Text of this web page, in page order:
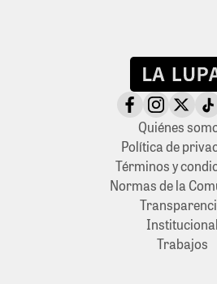
Quiénes
Política de
Términos y
Normas de la
Institucional
Trabajos